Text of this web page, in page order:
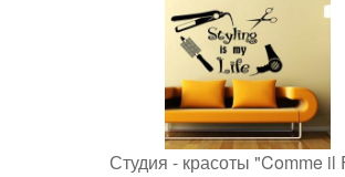
Студия - красоты "Comme il